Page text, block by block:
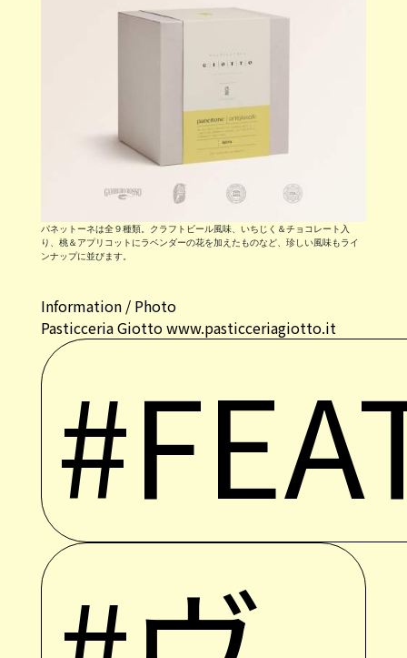
パネットーネは全９種類。クラフトビール風味、いちじく＆チョコレート入
り、桃＆アプリコットにラベンダーの花を加えたものなど、珍しい風味もライ
ンナップに並びます。
Information / Photo
Pasticceria Giottowww.pasticceriagiotto.it